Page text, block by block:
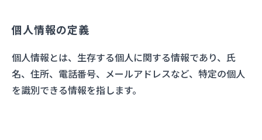
スタッフブログ
個人情報の定義
個人情報とは、生存する個人に関する情報であり、氏
名、住所、電話番号、メールアドレスなど、特定の個人
を識別できる情報を指します。